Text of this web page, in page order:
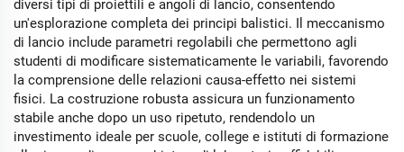
diversi tipi di proiettili e angoli di lancio, consentendo
un'esplorazione completa dei principi balistici. Il meccanismo
di lancio include parametri regolabili che permettono agli
studenti di modificare sistematicamente le variabili, favorendo
la comprensione delle relazioni causa-effetto nei sistemi
fisici. La costruzione robusta assicura un funzionamento
stabile anche dopo un uso ripetuto, rendendolo un
investimento ideale per scuole, college e istituti di formazione